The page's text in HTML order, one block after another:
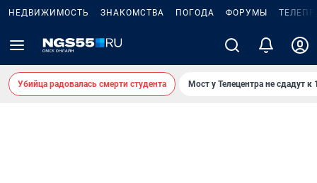
НЕДВИЖИМОСТЬ ЗНАКОМСТВА ПОГОДА ФОРУМЫ
Убийца радовалась смерти студента Мост у Телецентра не сдадут к